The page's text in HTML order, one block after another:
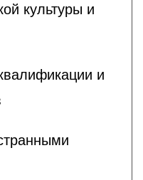
культуры и
и